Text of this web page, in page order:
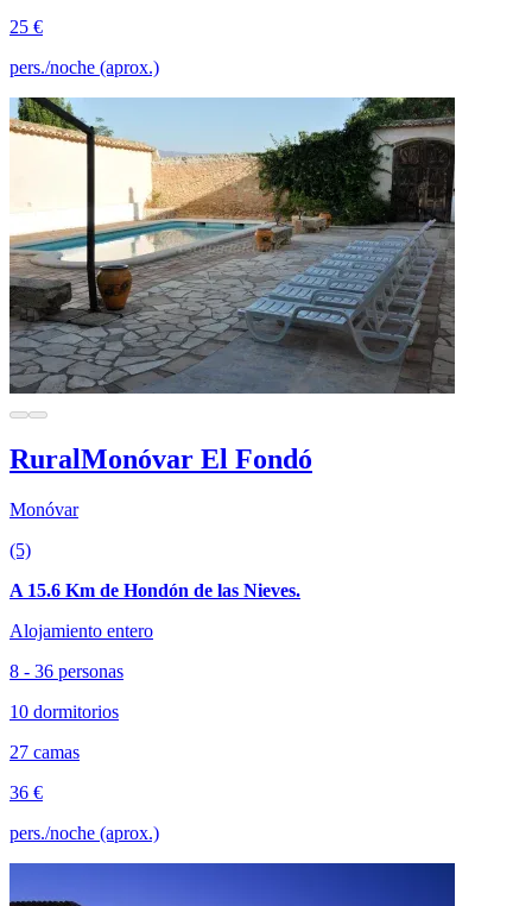
25 €
pers./noche (aprox.)
RuralMonóvar El Fondó
Monóvar
(5)
A 15.6 Km de Hondón de las Nieves.
Alojamiento entero
8 - 36 personas
10 dormitorios
27 camas
36 €
pers./noche (aprox.)